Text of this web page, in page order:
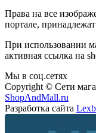
Права на все
портале,
При использовании
активная ссылка на
Мы в соц.сетях
Copyright © Сети
ShopAndMall.ru
Разработка сайта